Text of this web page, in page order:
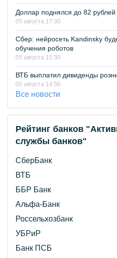
Доллар поднялся до 82 рублей
05 августа 17:30
Сбер: нейросеть Kandinsky
обучения роботов
05 августа 15:30
ВТБ выплатил дивиденды
05 августа 14:56
Все новости
Рейтинг банков
службы банков"
СберБанк
ВТБ
ББР Банк
Альфа-Банк
Россельхозбанк
УБРиР
Банк ПСБ